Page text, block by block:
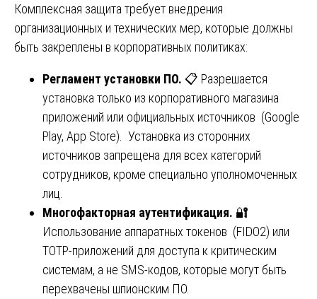
Комплексная защита требует внедрения
организационных и технических мер, которые должны
быть закреплены в корпоративных политиках:
Регламент установки ПО. 📋 Разрешается
установка только из корпоративного магазина
приложений или официальных источников (Google
Play, App Store). Установка из сторонних
источников запрещена для всех категорий
сотрудников, кроме специально уполномоченных
лиц.
Многофакторная аутентификация. 🔐
Использование аппаратных токенов (FIDO2) или
TOTP-приложений для доступа к критическим
системам, а не SMS-кодов, которые могут быть
перехвачены шпионским ПО.